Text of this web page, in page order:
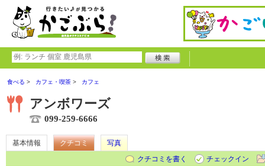
食べる カフェ・喫茶 カフェ
アンボワーズ
099-259-6666
基本情報 クチコミ
写真
クチコミを書く
チェックイン